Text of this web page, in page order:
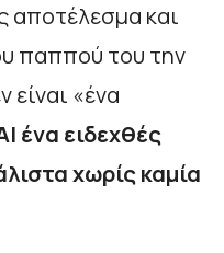
αποτέλεσμα και
παππού του την
«ένα
ένα ειδεχθές
χωρίς καμία